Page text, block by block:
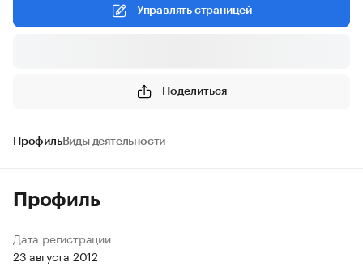
Управлять страницей
Поделиться
ПрофильВиды деятельности
Профиль
Дата регистрации
23 августа 2012